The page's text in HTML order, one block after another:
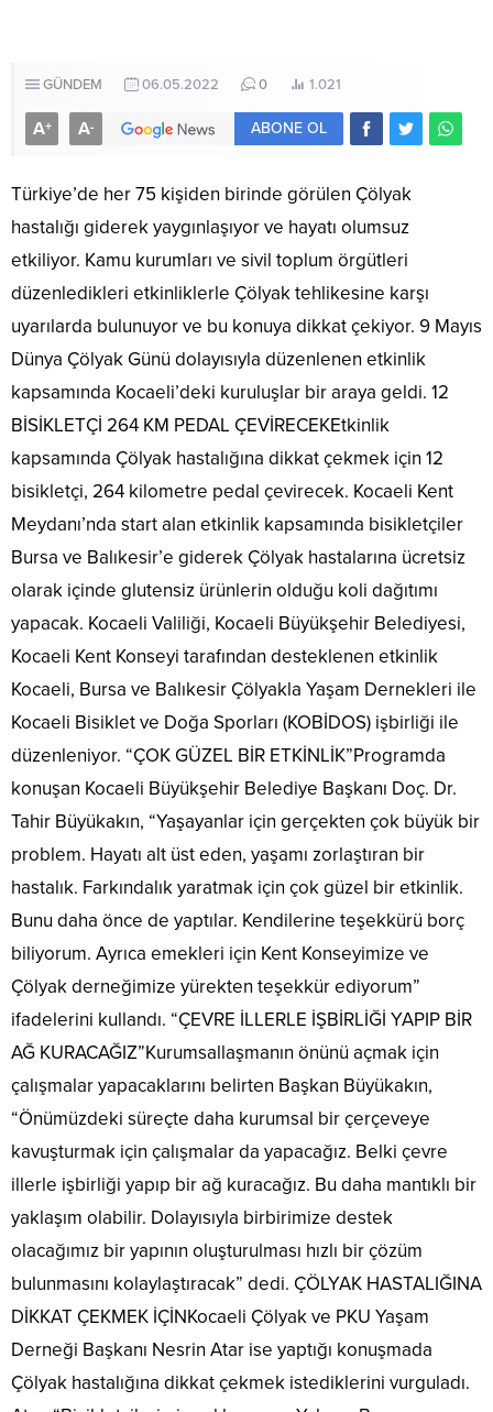
GÜNDEM 06.05.2022 0 1.021
A+ A- ABONE OL
Türkiye’de her 75 kişiden birinde görülen Çölyak
hastalığı giderek yaygınlaşıyor ve hayatı olumsuz
etkiliyor. Kamu kurumları ve sivil toplum örgütleri
düzenledikleri etkinliklerle Çölyak tehlikesine karşı
uyarılarda bulunuyor ve bu konuya dikkat çekiyor. 9 Mayıs
Dünya Çölyak Günü dolayısıyla düzenlenen etkinlik
kapsamında Kocaeli’deki kuruluşlar bir araya geldi. 12
BİSİKLETÇİ 264 KM PEDAL ÇEVİRECEKEtkinlik
kapsamında Çölyak hastalığına dikkat çekmek için 12
bisikletçi, 264 kilometre pedal çevirecek. Kocaeli Kent
Meydanı’nda start alan etkinlik kapsamında bisikletçiler
Bursa ve Balıkesir’e giderek Çölyak hastalarına ücretsiz
olarak içinde glutensiz ürünlerin olduğu koli dağıtımı
yapacak. Kocaeli Valiliği, Kocaeli Büyükşehir Belediyesi,
Kocaeli Kent Konseyi tarafından desteklenen etkinlik
Kocaeli, Bursa ve Balıkesir Çölyakla Yaşam Dernekleri ile
Kocaeli Bisiklet ve Doğa Sporları (KOBİDOS) işbirliği ile
düzenleniyor. “ÇOK GÜZEL BİR ETKİNLİK”Programda
konuşan Kocaeli Büyükşehir Belediye Başkanı Doç. Dr.
Tahir Büyükakın, “Yaşayanlar için gerçekten çok büyük bir
problem. Hayatı alt üst eden, yaşamı zorlaştıran bir
hastalık. Farkındalık yaratmak için çok güzel bir etkinlik.
Bunu daha önce de yaptılar. Kendilerine teşekkürü borç
biliyorum. Ayrıca emekleri için Kent Konseyimize ve
Çölyak derneğimize yürekten teşekkür ediyorum”
ifadelerini kullandı. “ÇEVRE İLLERLE İŞBİRLİĞİ YAPIP BİR
AĞ KURACAĞIZ”Kurumsallaşmanın önünü açmak için
çalışmalar yapacaklarını belirten Başkan Büyükakın,
“Önümüzdeki süreçte daha kurumsal bir çerçeveye
kavuşturmak için çalışmalar da yapacağız. Belki çevre
illerle işbirliği yapıp bir ağ kuracağız. Bu daha mantıklı bir
yaklaşım olabilir. Dolayısıyla birbirimize destek
olacağımız bir yapının oluşturulması hızlı bir çözüm
bulunmasını kolaylaştıracak” dedi. ÇÖLYAK HASTALIĞINA
DİKKAT ÇEKMEK İÇİNKocaeli Çölyak ve PKU Yaşam
Derneği Başkanı Nesrin Atar ise yaptığı konuşmada
Çölyak hastalığına dikkat çekmek istediklerini vurguladı.